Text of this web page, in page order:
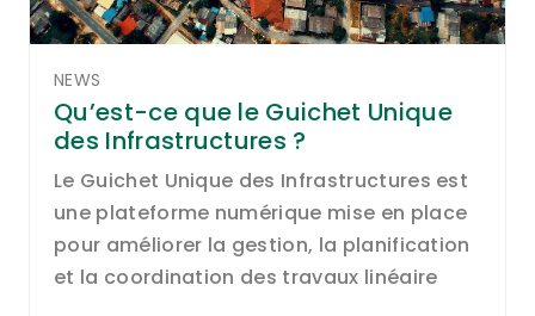
NEWS
Qu’est-ce que le Guichet Unique
des Infrastructures ?
Le Guichet Unique des Infrastructures est
une plateforme numérique mise en place
pour améliorer la gestion, la planification
et la coordination des travaux linéaire